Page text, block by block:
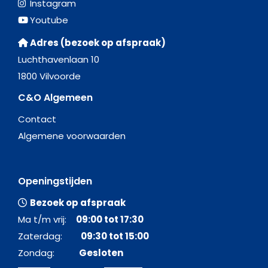
Instagram
Youtube
Adres (bezoek op afspraak)
Luchthavenlaan 10
1800 Vilvoorde
C&O Algemeen
Contact
Algemene voorwaarden
Openingstijden
Bezoek op afspraak
Ma t/m vrij: 09:00 tot 17:30
Zaterdag: 09:30 tot 15:00
Zondag: Gesloten